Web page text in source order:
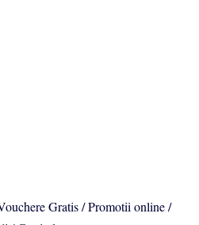
Gratis / Promotii online /